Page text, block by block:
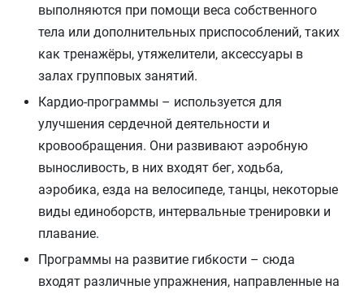
выполняются при помощи веса собственного
тела или дополнительных приспособлений, таких
как тренажёры, утяжелители, аксессуары в
залах групповых занятий.
Кардио-программы – используется для
улучшения сердечной деятельности и
кровообращения. Они развивают аэробную
выносливость, в них входят бег, ходьба,
аэробика, езда на велосипеде, танцы, некоторые
виды единоборств, интервальные тренировки и
плавание.
Программы на развитие гибкости – сюда
входят различные упражнения, направленные на